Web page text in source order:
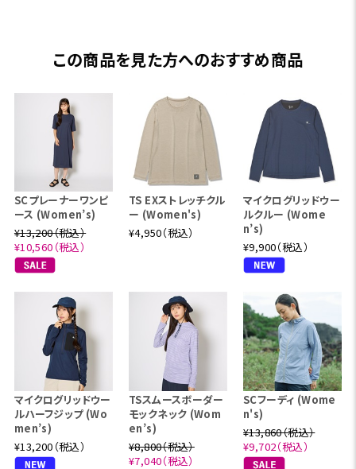
この商品を見た方へのおすすめ商品
SCプレーナーワンピ
ース (Women’s)
¥13,200（税込）
¥10,560（税込）
TS EXストレッチクル
ー (Women's)
¥4,950（税込）
マイクログリッドウー
ルクルー (Wome
n’s)
¥9,900（税込）
マイクログリッドウー
ルハーフジップ (Wo
men’s)
¥13,200（税込）
TSスムースボーダー
モックネック (Wom
en’s)
¥8,800（税込）
¥7,040（税込）
SCフーディ (Wome
n's)
¥13,860（税込）
¥9,702（税込）